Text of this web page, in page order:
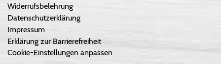
Widerrufsbelehrung
Datenschutzerklärung
Impressum
Erklärung zur Barrierefreiheit
Cookie-Einstellungen anpassen